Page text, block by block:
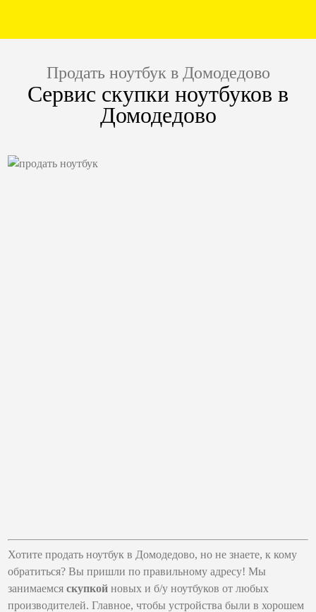
Продать ноутбук в Домодедово
Сервис скупки ноутбуков в
Домодедово
Хотите продать ноутбук в Домодедово, но не знаете, к кому
обратиться? Вы пришли по правильному адресу! Мы
занимаемсяскупкой новых и б/у ноутбуков от любых
производителей. Главное, чтобы устройства были в хорошем